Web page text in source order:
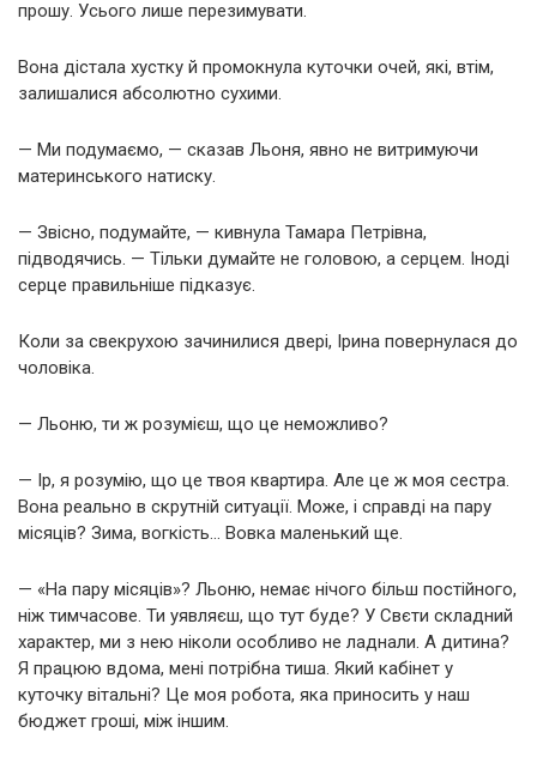
прошу. Усього лише перезимувати.
Вона дістала хустку й промокнула куточки очей, які, втім,
залишалися абсолютно сухими.
— Ми подумаємо, — сказав Льоня, явно не витримуючи
материнського натиску.
— Звісно, подумайте, — кивнула Тамара Петрівна,
підводячись. — Тільки думайте не головою, а серцем. Іноді
серце правильніше підказує.
Коли за свекрухою зачинилися двері, Ірина повернулася до
чоловіка.
— Льоню, ти ж розумієш, що це неможливо?
— Ір, я розумію, що це твоя квартира. Але це ж моя сестра.
Вона реально в скрутній ситуації. Може, і справді на пару
місяців? Зима, вогкість… Вовка маленький ще.
— «На пару місяців»? Льоню, немає нічого більш постійного,
ніж тимчасове. Ти уявляєш, що тут буде? У Свєти складний
характер, ми з нею ніколи особливо не ладнали. А дитина?
Я працюю вдома, мені потрібна тиша. Який кабінет у
куточку вітальні? Це моя робота, яка приносить у наш
бюджет гроші, між іншим.